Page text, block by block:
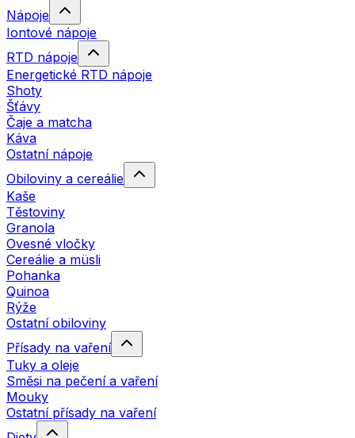
Nápoje
Iontové nápoje
RTD nápoje
Energetické RTD nápoje
Shoty
Šťávy
Čaje a matcha
Káva
Ostatní nápoje
Obiloviny a cereálie
Kaše
Těstoviny
Granola
Ovesné vločky
Cereálie a müsli
Pohanka
Quinoa
Rýže
Ostatní obiloviny
Přísady na vaření
Tuky a oleje
Směsi na pečení a vaření
Mouky
Ostatní přísady na vaření